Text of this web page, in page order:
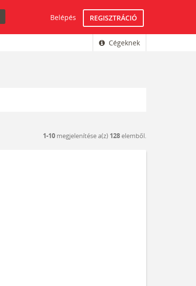
Belépés REGISZTRÁCIÓ
Cégeknek
1-10 megjelenítése a(z) 128elemből.